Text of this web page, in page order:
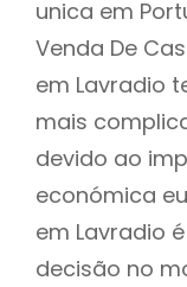
unica em
Venda De
em Lavradio
mais
devido ao
económica
em Lavradio
decisão no